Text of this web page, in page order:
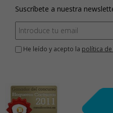
Suscríbete a nuestra
He leído y acepto la política